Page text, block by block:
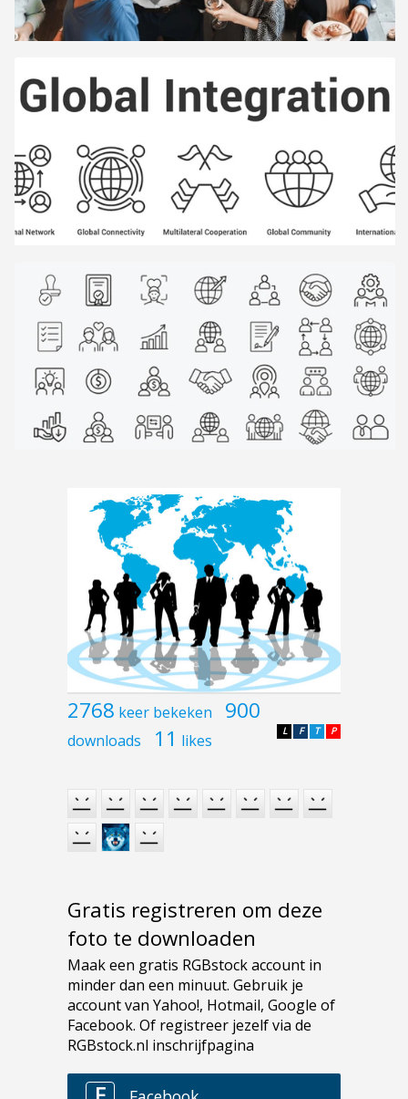
2768 keer bekeken 900
downloads 11 likes P
T
F
L
Gratis registreren om deze
foto te downloaden